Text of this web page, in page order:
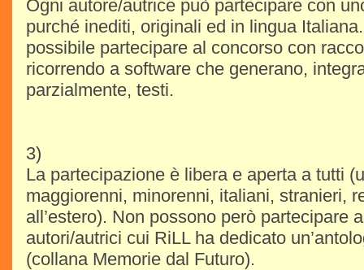
Ogni autore/autrice può partecipare con
purché inediti, originali ed in lingua
possibile partecipare al concorso con
ricorrendo a software che generano,
parzialmente, testi.
3)
La partecipazione è libera e aperta a tutti
maggiorenni, minorenni, italiani, stranieri,
all’estero). Non possono però partecipare
autori/autrici cui RiLL ha dedicato
(collana Memorie dal Futuro).